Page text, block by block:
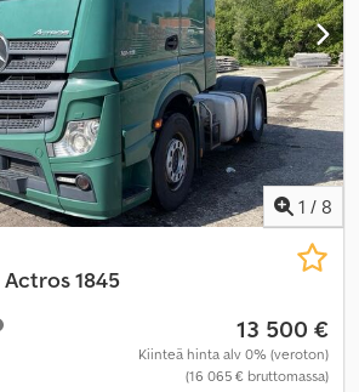
1 / 8
Actros 1845
13 500 €
Kiinteä hinta alv 0% (veroton)
(16 065 € bruttomassa)